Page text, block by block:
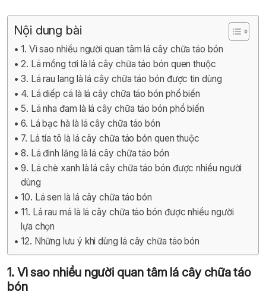
Nội dung bài
1. Vì sao nhiều người quan tâm lá cây chữa táo bón
2. Lá mồng tơi là lá cây chữa táo bón quen thuộc
3. Lá rau lang là lá cây chữa táo bón được tin dùng
4. Lá diếp cá là lá cây chữa táo bón phổ biến
5. Lá nha đam là lá cây chữa táo bón phổ biến
6. Lá bạc hà là lá cây chữa táo bón
7. Lá tía tô là lá cây chữa táo bón quen thuộc
8. Lá đinh lăng là lá cây chữa táo bón
9. Lá chè xanh là lá cây chữa táo bón được nhiều người
dùng
10. Lá sen là lá cây chữa táo bón
11. Lá rau má là lá cây chữa táo bón được nhiều người
lựa chọn
12. Những lưu ý khi dùng lá cây chữa táo bón
1. Vì sao nhiều người quan tâm lá cây chữa táo
bón